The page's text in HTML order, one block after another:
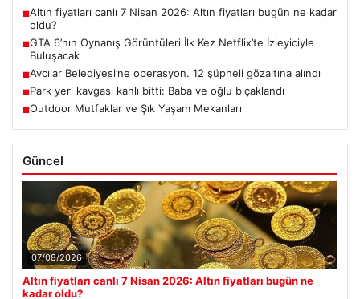
■Altın fiyatları canlı 7 Nisan 2026: Altın fiyatları bugün ne kadar
oldu?
■GTA 6’nın Oynanış Görüntüleri İlk Kez Netflix’te İzleyiciyle
Buluşacak
■Avcılar Belediyesi’ne operasyon. 12 şüpheli gözaltına alındı
■Park yeri kavgası kanlı bitti: Baba ve oğlu bıçaklandı
■Outdoor Mutfaklar ve Şık Yaşam Mekanları
Güncel
07/08/2026
Altın fiyatları canlı 7 Nisan 2026: Altın fiyatları bugün ne
kadar oldu?